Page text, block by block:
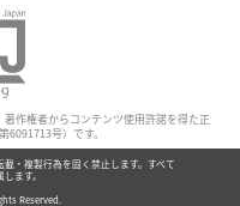
作権者からコンテンツ使用許諾を得た正
号）です。
・複製行為を固く禁止します。すべて
ます。
Reserved.